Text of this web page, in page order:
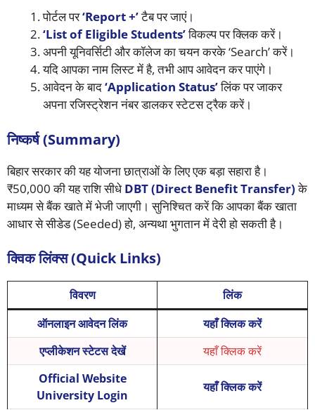
पोर्टल पर‘Report +’टैब पर जाएं।
‘List of Eligible Students’विकल्प पर क्लिक करें।
अपनी यूनिवर्सिटी और कॉलेज का चयन करके ‘Search’ करें।
यदि आपका नाम लिस्ट में है, तभी आप आवेदन कर पाएंगे।
आवेदन के बाद‘Application Status’लिंक पर जाकर
अपना रजिस्ट्रेशन नंबर डालकर स्टेटस ट्रैक करें।
निष्कर्ष (Summary)
बिहार सरकार की यह योजना छात्राओं के लिए एक बड़ा सहारा है।
₹50,000 की यह राशि सीधेDBT (Direct Benefit Transfer)के
माध्यम से बैंक खाते में भेजी जाएगी। सुनिश्चित करें कि आपका बैंक खाता
आधार से सीडेड (Seeded) हो, अन्यथा भुगतान में देरी हो सकती है।
क्विक लिंक्स (Quick Links)
विवरण
लिंक
ऑनलाइन आवेदन लिंक
यहाँ क्लिक करें
एप्लीकेशन स्टेटस देखें
यहाँ क्लिक करें
Official Website
University Login
यहाँ क्लिक करें